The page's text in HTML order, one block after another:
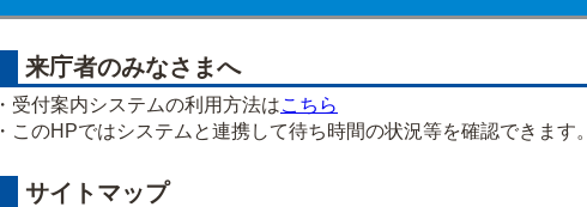
来庁者のみなさまへ
・受付案内システムの利用方法はこちら
・このHPではシステムと連携して待ち時間の状況等を確認できます。
サイトマップ